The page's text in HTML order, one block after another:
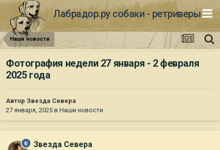
Лабрадор.ру собаки - ретриверы
Наши новости
Фотография недели 27 января - 2 февраля
2025 года
Автор Звезда Севера
27 января, 2025 в Наши новости
Звезда Севера